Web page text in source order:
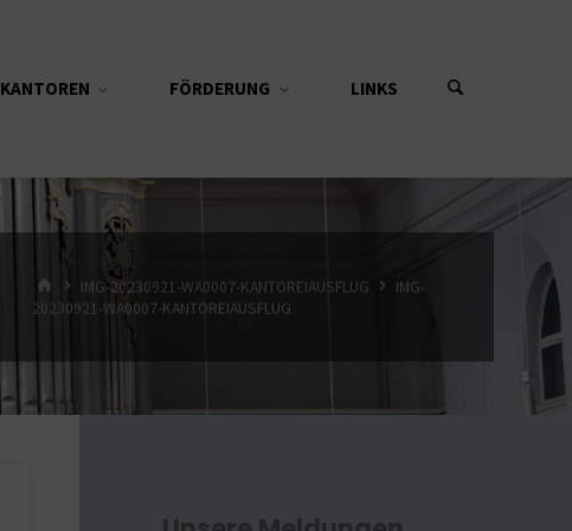
KANTOREN FÖRDERUNG LINKS
STARTIMG-20230921-WA0007-KANTOREIAUSFLUG
IMG-
20230921-WA0007-KANTOREIAUSFLUG